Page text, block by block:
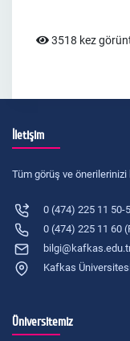
3518 kez
İletişim
Tüm görüş ve önerilerinizi
0 (474) 225 11 50-
0 (474) 225 11 60
Kafkas
Üniversitemiz